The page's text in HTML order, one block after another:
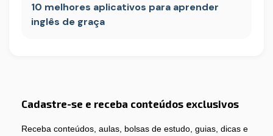
10 melhores aplicativos para aprender
inglês de graça
Cadastre-se e receba conteúdos exclusivos
Receba conteúdos, aulas, bolsas de estudo, guias, dicas e